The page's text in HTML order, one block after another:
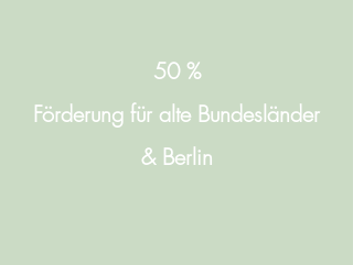
50 %
Förderung für alte Bundesländer
& Berlin